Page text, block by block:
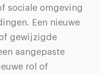
sociale omgeving
Een nieuwe
gewijzigde
aangepaste
rol of